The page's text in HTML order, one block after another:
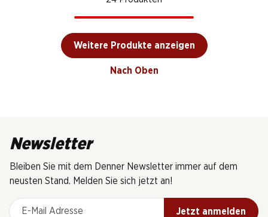
Weitere Produkte anzeigen
Nach Oben
Newsletter
Bleiben Sie mit dem Denner Newsletter immer auf dem
neusten Stand. Melden Sie sich jetzt an!
E-Mail Adresse
Jetzt anmelden